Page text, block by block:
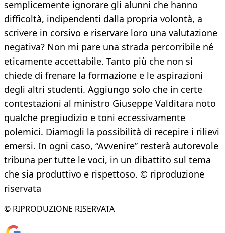
semplicemente ignorare gli alunni che hanno
difficoltà, indipendenti dalla propria volontà, a
scrivere in corsivo e riservare loro una valutazione
negativa? Non mi pare una strada percorribile né
eticamente accettabile. Tanto più che non si
chiede di frenare la formazione e le aspirazioni
degli altri studenti. Aggiungo solo che in certe
contestazioni al ministro Giuseppe Valditara noto
qualche pregiudizio e toni eccessivamente
polemici. Diamogli la possibilità di recepire i rilievi
emersi. In ogni caso, “Avvenire” resterà autorevole
tribuna per tutte le voci, in un dibattito sul tema
che sia produttivo e rispettoso. © riproduzione
riservata
© RIPRODUZIONE RISERVATA